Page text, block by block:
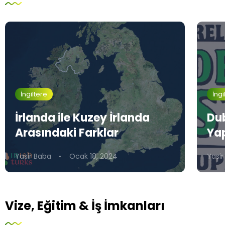
İngiltere
İrlanda ile Kuzey İrlanda
Arasındaki Farklar
Yasir Baba Ocak 18, 2024
Vize, Eğitim & İş İmkanları